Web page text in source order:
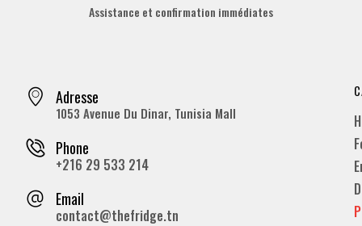
Assistance et confirmation immédiates
Adresse
1053 Avenue Du Dinar, Tunisia Mall
Phone
+216 29 533 214
Email
contact@thefridge.tn